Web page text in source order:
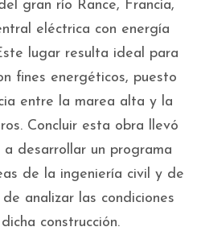
gran río Rance, Francia,
eléctrica con energía
lugar resulta ideal para
fines energéticos, puesto
entre la marea alta y la
Concluir esta obra llevó
desarrollar un programa
de la ingeniería civil y de
analizar las condiciones
construcción.